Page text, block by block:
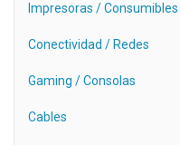
Impresoras / Consumibles
Conectividad / Redes
Gaming / Consolas
Cables